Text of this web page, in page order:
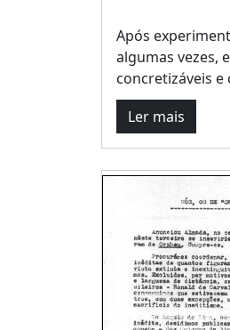
Após
algumas vezes,
concretizáveis e
Ler mais